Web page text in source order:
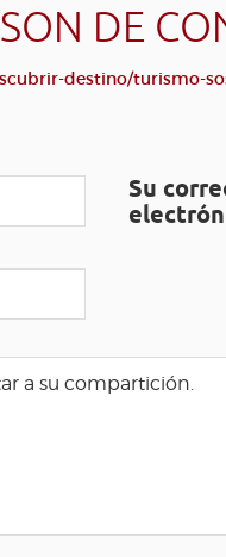
DE
destino/turismo-
Su